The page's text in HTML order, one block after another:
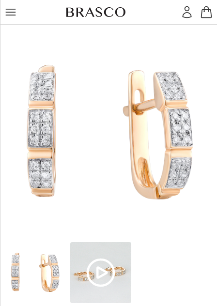
LT
Auskarai
Pakabukai
Apyrankės
Grandinėlės
Pristatymas
Apmokėjimas